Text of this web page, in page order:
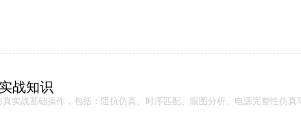
战知识
实战基础操作，包括：阻抗仿真、时序匹配、眼图分析、电源完整性仿真